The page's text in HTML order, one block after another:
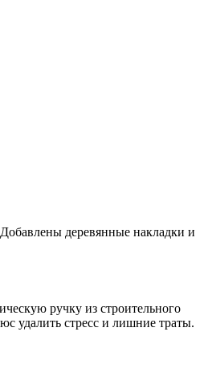
деревянные накладки и
ручку из строительного
удалить стресс и лишние траты.